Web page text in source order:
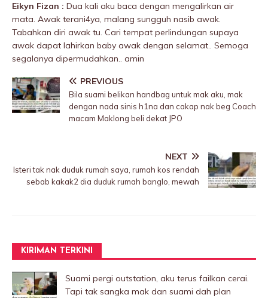
Eikyn Fizan : Dua kali aku baca dengan mengalirkan air
mata. Awak terani4ya, maIang sungguh nasib awak.
Tabahkan diri awak tu. Cari tempat perIindungan supaya
awak dapat lahirkan baby awak dengan selamat.. Semoga
segalanya dipermudahkan.. amin
PREVIOUS
Bila suami belikan handbag untuk mak aku, mak
dengan nada sinis h1na dan cakap nak beg Coach
macam Maklong beli dekat JPO
NEXT
Isteri tak nak duduk rumah saya, rumah kos rendah
sebab kakak2 dia duduk rumah banglo, mewah
KIRIMAN TERKINI
Suami pergi outstation, aku terus failkan cerai.
Tapi tak sangka mak dan suami dah plan